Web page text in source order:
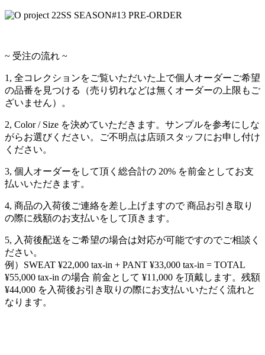
~ 受注の流れ ~
1, 全コレクションをご覧いただいた上で個人オーダーご希望
の品番を見つける（売り切れなどは無くオーダーの上限もご
ざいません）。
2, Color / Size を決めていただきます。サンプルを参考にしな
がらお選びください。ご不明点は店頭スタッフにお申し付け
ください。
3, 個人オーダーをして頂く総合計の 20% を前金としてお支
払いいただきます。
4, 商品の入荷後ご連絡を差し上げますので 商品お引き取り
の際に残額のお支払いをして頂きます。
5, 入荷後配送をご希望の場合は対応が可能ですのでご相談く
ださい。
例）SWEAT ¥22,000 tax-in + PANT ¥33,000 tax-in = TOTAL
¥55,000 tax-in の場合 前金として ¥11,000 を頂戴します。残額
¥44,000 を入荷後お引き取りの際にお支払いいただく流れと
なります。